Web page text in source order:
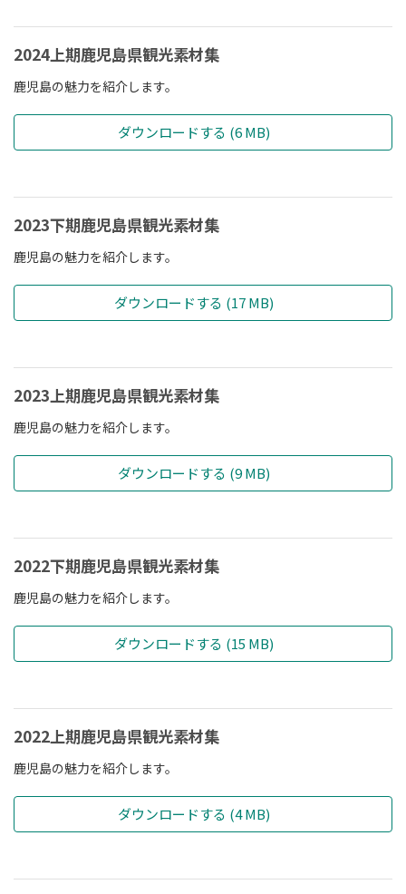
2024上期鹿児島県観光素材集
鹿児島の魅力を紹介します。
ダウンロードする (6 MB)
2023下期鹿児島県観光素材集
鹿児島の魅力を紹介します。
ダウンロードする (17 MB)
2023上期鹿児島県観光素材集
鹿児島の魅力を紹介します。
ダウンロードする (9 MB)
2022下期鹿児島県観光素材集
鹿児島の魅力を紹介します。
ダウンロードする (15 MB)
2022上期鹿児島県観光素材集
鹿児島の魅力を紹介します。
ダウンロードする (4 MB)